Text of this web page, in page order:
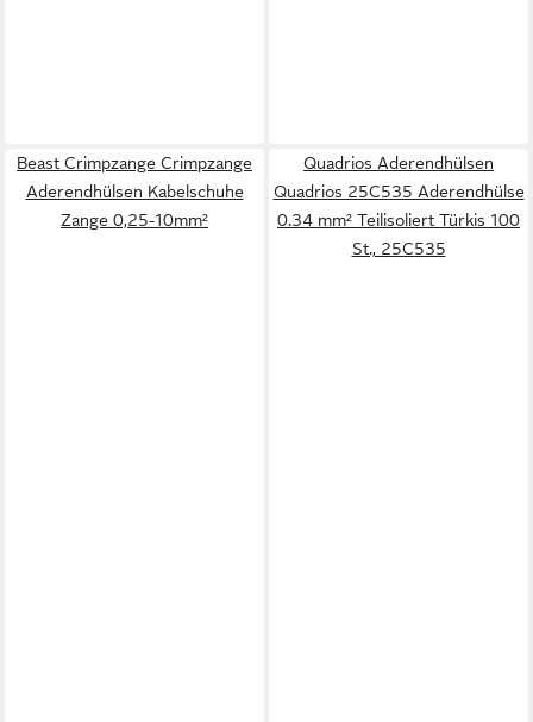
Beast Crimpzange Crimpzange
Aderendhülsen Kabelschuhe
Zange 0,25-10mm²
Quadrios Aderendhülsen
Quadrios 25C535 Aderendhülse
0.34 mm² Teilisoliert Türkis 100
St., 25C535